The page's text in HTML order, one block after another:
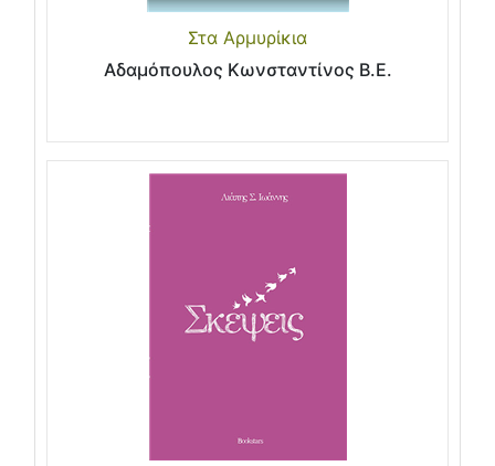
Στα Αρμυρίκια
Αδαμόπουλος Κωνσταντίνος Β.Ε.